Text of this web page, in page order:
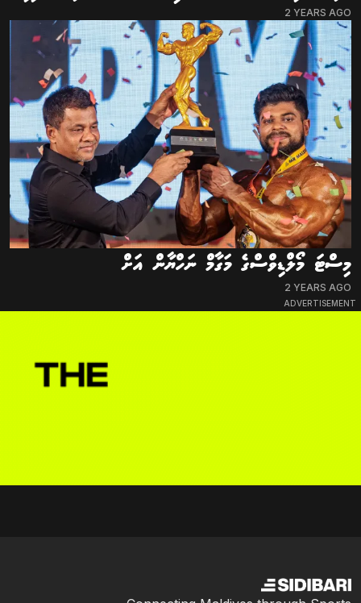
ADVERTISEMENT
2 YEARS AGO
މިސްޓަ މޯލްޑިވްސްގެ މަގާމް ނަހްޔާން އަށް
2 YEARS AGO